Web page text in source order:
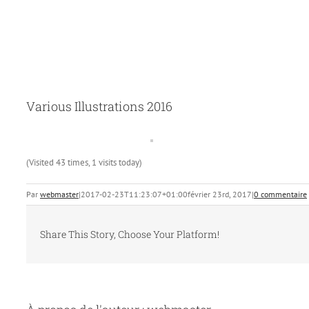
Various Illustrations 2016
(Visited 43 times, 1 visits today)
Par webmaster|2017-02-23T11:23:07+01:00février 23rd, 2017|0 commentaire
Share This Story, Choose Your Platform!